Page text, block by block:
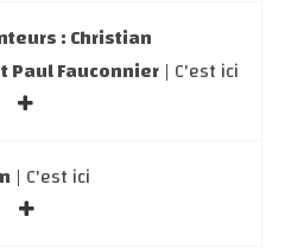
: Christian
Paul Fauconnier | C'est ici
| C'est ici